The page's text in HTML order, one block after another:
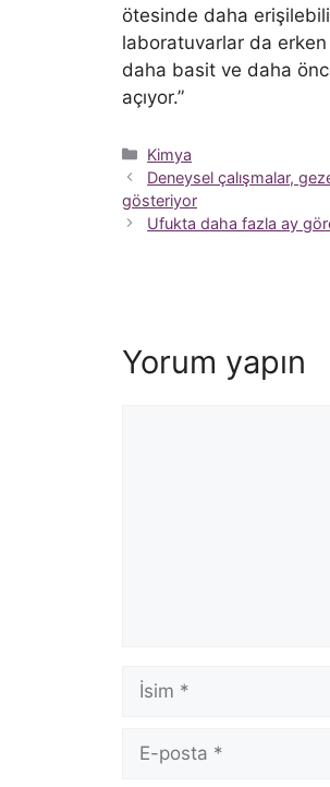
ötesinde daha
laboratuvarlar da erken
daha basit ve daha
açıyor.”
Kategoriler
Kimya
Deneysel çalışmalar,
gösteriyor
Ufukta daha fazla ay
Yorum yapın
İsim
posta